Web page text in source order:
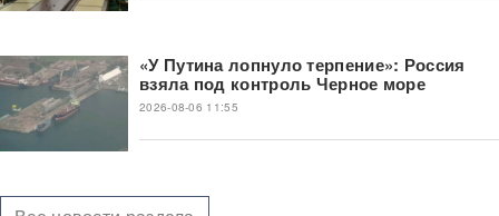
«У Путина лопнуло терпение»: Россия
взяла под контроль Черное море
2026-08-06 11:55